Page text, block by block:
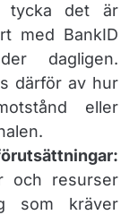
tycka det är
med BankID
dagligen.
därför av hur
eller
och resurser
som kräver